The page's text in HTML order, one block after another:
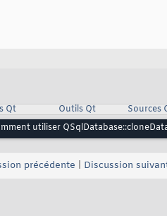
Qt Outils Qt Sources
utiliser
précédente Discussion